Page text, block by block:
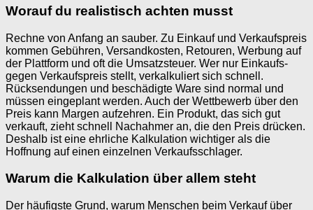
Worauf du realistisch achten musst
Rechne von Anfang an sauber. Zu Einkauf und Verkaufspreis
kommen Gebühren, Versandkosten, Retouren, Werbung auf
der Plattform und oft die Umsatzsteuer. Wer nur Einkaufs-
gegen Verkaufspreis stellt, verkalkuliert sich schnell.
Rücksendungen und beschädigte Ware sind normal und
müssen eingeplant werden. Auch der Wettbewerb über den
Preis kann Margen aufzehren. Ein Produkt, das sich gut
verkauft, zieht schnell Nachahmer an, die den Preis drücken.
Deshalb ist eine ehrliche Kalkulation wichtiger als die
Hoffnung auf einen einzelnen Verkaufsschlager.
Warum die Kalkulation über allem steht
Der häufigste Grund, warum Menschen beim Verkauf über